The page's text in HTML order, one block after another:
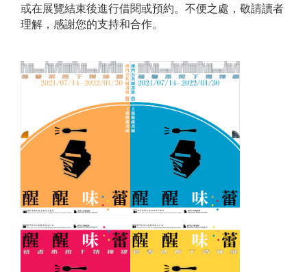
或在展覽結束後進行借閱或預約。不便之處，敬請讀者
理解，感謝您的支持和合作。